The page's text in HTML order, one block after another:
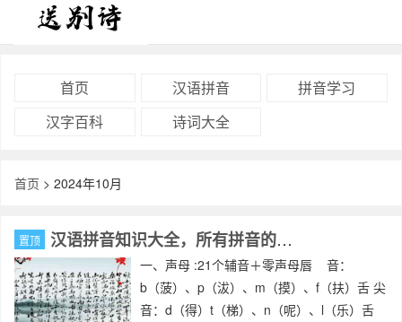
首页 汉语拼音
拼音学习
汉字百科
诗词大全
首页 > 2024年10月
置顶 汉语拼音知识大全，所有拼音的知识点
一、声母 :21个辅音＋零声母唇 音：
b（菠）、p（沷）、m（摸）、f（扶）舌 尖
音：d（得）t（梯）、n（呢）、l（乐）舌